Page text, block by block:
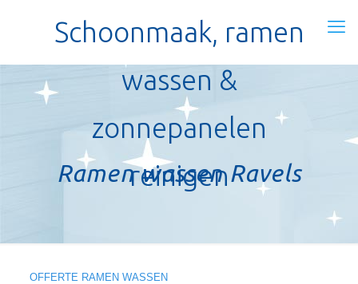
Schoonmaak, ramen
wassen &
zonnepanelen
reinigen
Ramen wassen Ravels
OFFERTE RAMEN WASSEN